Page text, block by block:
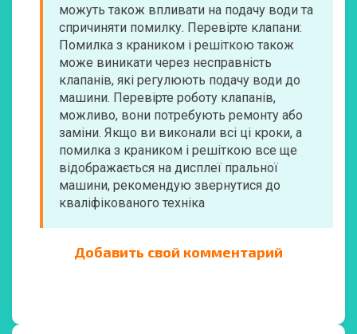
можуть також впливати на подачу води та
спричиняти помилку. Перевірте клапани:
Помилка з краником і решіткою також
може виникати через несправність
клапанів, які регулюють подачу води до
машини. Перевірте роботу клапанів,
можливо, вони потребують ремонту або
заміни. Якщо ви виконали всі ці кроки, а
помилка з краником і решіткою все ще
відображається на дисплеї пральної
машини, рекомендую звернутися до
кваліфікованого техніка
Добавить свой комментарий